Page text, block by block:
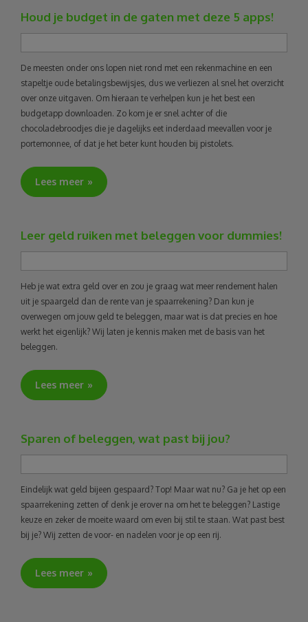
Houd je budget in de gaten met deze 5 apps!
De meesten onder ons lopen niet rond met een rekenmachine en een
stapeltje oude betalingsbewijsjes, dus we verliezen al snel het overzicht
over onze uitgaven. Om hieraan te verhelpen kun je het best een
budgetapp downloaden. Zo kom je er snel achter of die
chocoladebroodjes die je dagelijks eet inderdaad meevallen voor je
portemonnee, of dat je het beter kunt houden bij pistolets.
Lees meer
Leer geld ruiken met beleggen voor dummies!
Heb je wat extra geld over en zou je graag wat meer rendement halen
uit je spaargeld dan de rente van je spaarrekening? Dan kun je
overwegen om jouw geld te beleggen, maar wat is dat precies en hoe
werkt het eigenlijk? Wij laten je kennis maken met de basis van het
beleggen.
Lees meer
Sparen of beleggen, wat past bij jou?
Eindelijk wat geld bijeen gespaard? Top! Maar wat nu? Ga je het op een
spaarrekening zetten of denk je erover na om het te beleggen? Lastige
keuze en zeker de moeite waard om even bij stil te staan. Wat past best
bij je? Wij zetten de voor- en nadelen voor je op een rij.
Lees meer